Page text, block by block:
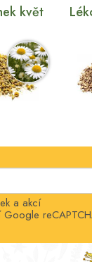
květ
a akcí
Google